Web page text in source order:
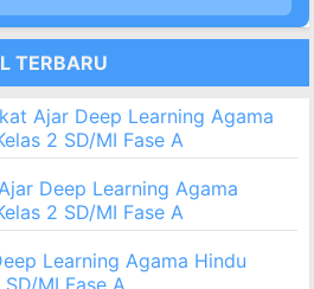
TERBARU
Ajar Deep Learning Agama
2 SD/MI Fase A
Deep Learning Agama
2 SD/MI Fase A
Learning Agama Hindu
SD/MI Fase A